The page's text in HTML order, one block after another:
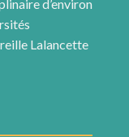
d’environ
Lalancette